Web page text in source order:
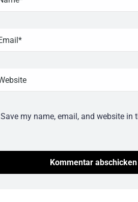
Save my name, email, and website